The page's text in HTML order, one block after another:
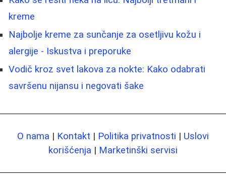
kreme
Najbolje kreme za sunčanje za osetljivu kožu i
alergije - Iskustva i preporuke
Vodič kroz svet lakova za nokte: Kako odabrati
savršenu nijansu i negovati šake
O nama | Kontakt | Politika privatnosti | Uslovi
korišćenja | Marketinški servisi